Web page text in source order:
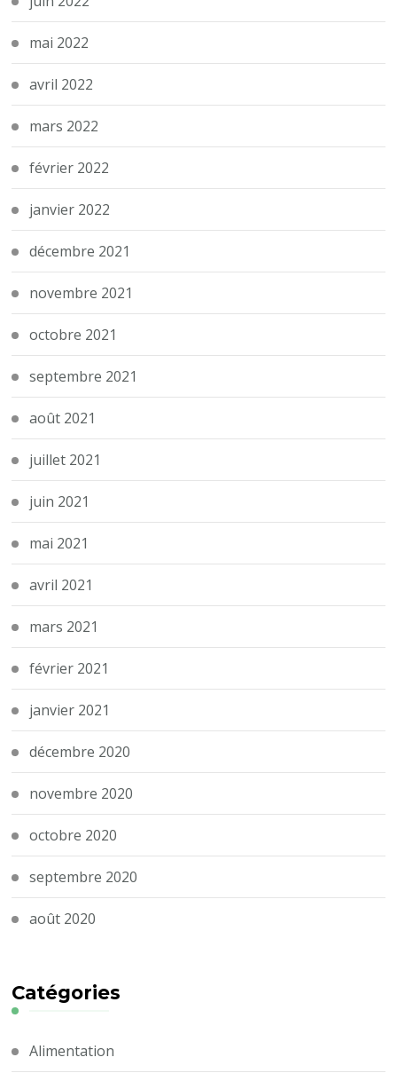
mai 2022
avril 2022
mars 2022
février 2022
janvier 2022
décembre 2021
novembre 2021
octobre 2021
septembre 2021
août 2021
juillet 2021
juin 2021
mai 2021
avril 2021
mars 2021
février 2021
janvier 2021
décembre 2020
novembre 2020
octobre 2020
septembre 2020
août 2020
Catégories
Alimentation